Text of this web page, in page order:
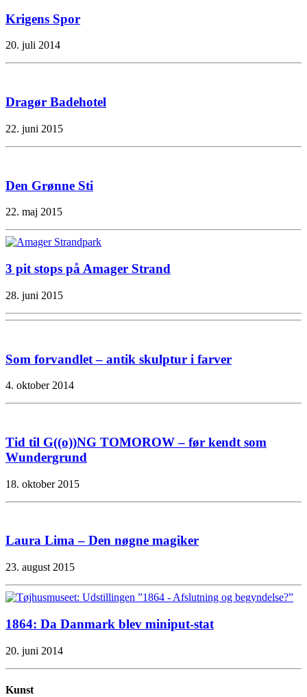
Krigens Spor
20. juli 2014
Dragør Badehotel
22. juni 2015
Den Grønne Sti
22. maj 2015
3 pit stops på Amager Strand
28. juni 2015
Som forvandlet – antik skulptur i farver
4. oktober 2014
Tid til G((o))NG TOMOROW – før kendt som
Wundergrund
18. oktober 2015
Laura Lima – Den nøgne magiker
23. august 2015
1864: Da Danmark blev miniput-stat
20. juni 2014
Kunst